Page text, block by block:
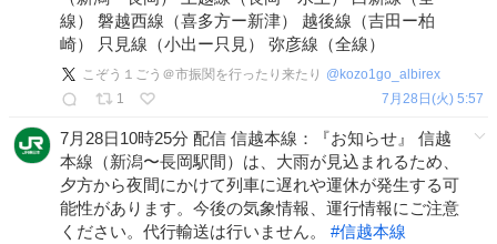
線） 磐越西線（喜多方ー新津） 越後線（吉田ー柏
崎） 只見線（小出ー只見） 弥彦線（全線）
こぞう１ごう＠市振関を行ったり来たり @ kozo1go_albirex
1
7月28日(火) 5:57
7月28日10時25分 配信 信越本線：『お知らせ』 信越
本線（新潟〜長岡駅間）は、大雨が見込まれるため、
夕方から夜間にかけて列車に遅れや運休が発生する可
能性があります。今後の気象情報、運行情報にご注意
ください。代行輸送は行いません。 #信越本線